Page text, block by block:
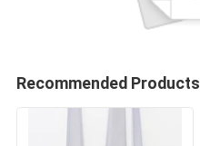
Recommended Products